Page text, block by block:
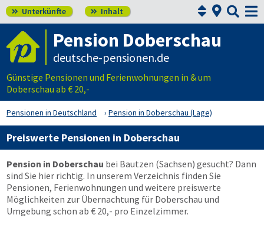
 Unterkünfte  Inhalt  

Pension Doberschau
deutsche-pensionen.de
Günstige Pensionen und Ferienwohnungen in & um
Doberschau ab € 20,-
Pensionen in Deutschland Pension in Doberschau (Lage)
Preiswerte Pensionen in Doberschau
Pension in Doberschau bei Bautzen (Sachsen) gesucht? Dann
sind Sie hier richtig. In unserem Verzeichnis finden Sie
Pensionen, Ferienwohnungen und weitere preiswerte
Möglichkeiten zur Übernachtung für Doberschau und
Umgebung schon ab € 20,- pro Einzelzimmer.